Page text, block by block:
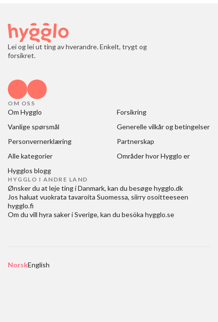
Lei og lei ut ting av hverandre. Enkelt, trygt og
forsikret.
OM OSS
Om Hygglo
Forsikring
Vanlige spørsmål
Generelle vilkår og betingelser
Personvernerklæring
Partnerskap
Alle kategorier
Områder hvor Hygglo er
Hygglos blogg
HYGGLO I ANDRE LAND
Ønsker du at leje ting i Danmark, kan du besøgehygglo.dk
Jos haluat vuokrata tavaroita Suomessa, siirry osoitteeseen
hygglo.fi
Om du vill hyra saker i Sverige, kan du besöka hygglo.se
NorskEnglish